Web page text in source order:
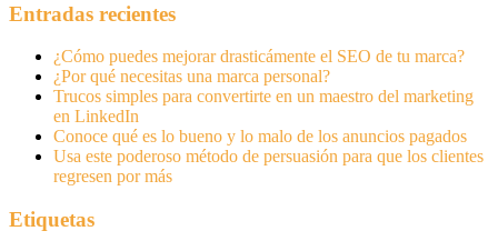
Entradas recientes
¿Cómo puedes mejorar drasticámente el SEO de tu marca?
¿Por qué necesitas una marca personal?
Trucos simples para convertirte en un maestro del marketing
en LinkedIn
Conoce qué es lo bueno y lo malo de los anuncios pagados
Usa este poderoso método de persuasión para que los clientes
regresen por más
Etiquetas